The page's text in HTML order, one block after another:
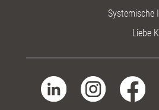
Systemische
Liebe